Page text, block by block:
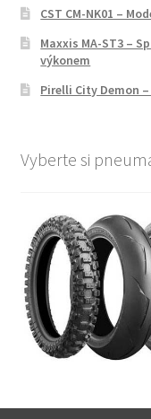
CST CM-NK01 –
Maxxis MA-ST3 –
výkonem
Pirelli City Demon
Vyberte si